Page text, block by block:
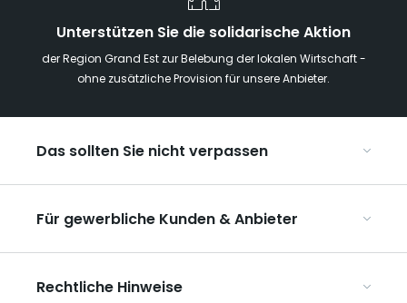
Unterstützen Sie die solidarische Aktion
der Region Grand Est zur Belebung der lokalen Wirtschaft -
ohne zusätzliche Provision für unsere Anbieter.
Das sollten Sie nicht verpassen
Die Weihnachtsmärkte im Grand Est
Ribeauvillé, zwischen Weinbergen und Bergen
Unsere UNESCO-Welterbestätten
Für gewerbliche Kunden & Anbieter
Organisieren Sie Ihre Gruppenreisen
Rechtliche Hinweise